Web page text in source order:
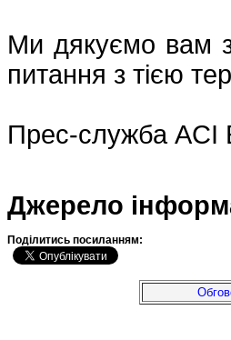
Ми дякуємо вам
питання з тією
Прес-служба ACI
Джерело
Подiлитись посиланням: